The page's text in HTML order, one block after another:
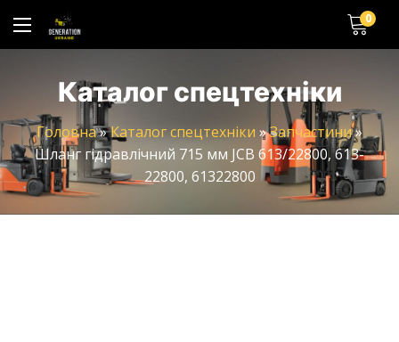
0
Каталог спецтехніки
Головна»Каталог спецтехніки »Запчастини»
Шланг гідравлічний 715 мм JCB 613/22800, 613-
22800, 61322800